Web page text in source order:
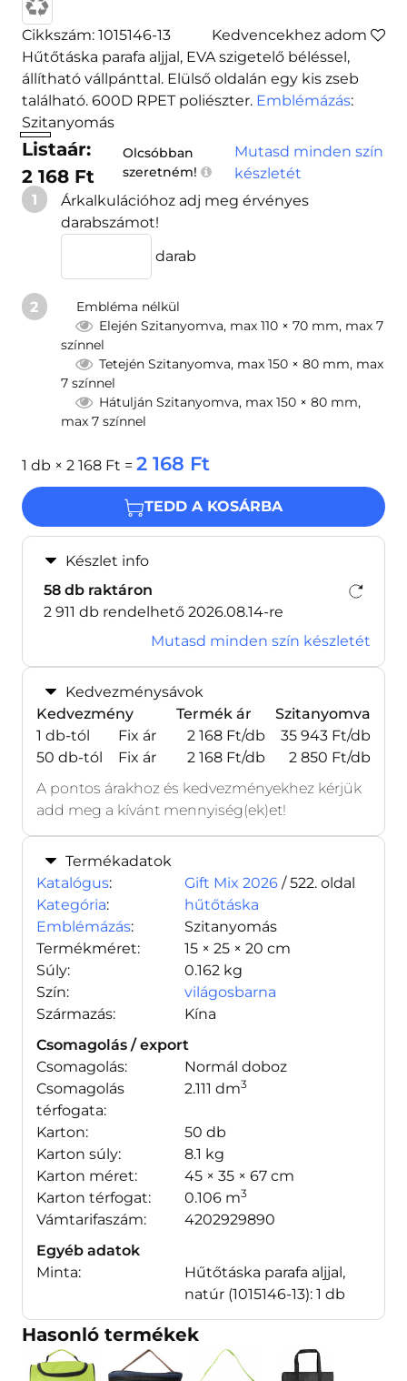
Cikkszám: 1015146-13
Kedvencekhez adom
Hűtőtáska parafa aljjal, EVA szigetelő béléssel,
állítható vállpánttal. Elülső oldalán egy kis zseb
található. 600D RPET poliészter. Emblémázás:
Szitanyomás
Listaár:
2 168 Ft
Olcsóbban
szeretném!
Mutasd minden szín
készletét
1
Árkalkulációhoz adj meg érvényes
darabszámot!
darab
2
Embléma nélkül
Elején Szitanyomva, max 110 × 70 mm, max 7
színnel
Tetején Szitanyomva, max 150 × 80 mm, max
7 színnel
Hátulján Szitanyomva, max 150 × 80 mm,
max 7 színnel
1 db × 2 168 Ft = 2 168 Ft
TEDD A KOSÁRBA
Kedvezménysávok
Kedvezmény
Termék ár
Szitanyomva
1 db-tól
Fix ár 2 168 Ft/db
35 943 Ft/db
50 db-tól
Fix ár 2 168 Ft/db
2 850 Ft/db
A pontos árakhoz és kedvezményekhez kérjük
add meg a kívánt mennyiség(ek)et!
Készlet info
58 db raktáron
2 911 db rendelhető 2026.08.14-re
Mutasd minden szín készletét
Termékadatok
Katalógus: Gift Mix 2026 / 522. oldal
Kategória:
hűtőtáska
Emblémázás:
Szitanyomás
Termékméret:
15 × 25 × 20 cm
Súly:
0.162 kg
Szín:
világosbarna
Származás:
Kína
Csomagolás / export
Csomagolás:
Normál doboz
Csomagolás
térfogata:
2.111 dm3
Karton:
50 db
Karton súly:
8.1 kg
Karton méret:
45 × 35 × 67 cm
Karton térfogat:
0.106 m3
Vámtarifaszám:
4202929890
Egyéb adatok
Minta:
Hűtőtáska parafa aljjal,
natúr (1015146-13): 1 db
Hasonló termékek